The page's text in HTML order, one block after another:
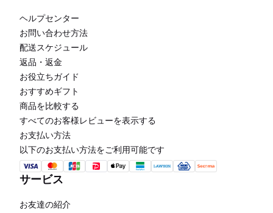
ヘルプセンター
お問い合わせ方法
配送スケジュール
返品・返金
お役立ちガイド
おすすめギフト
商品を比較する
すべてのお客様レビューを表示する
お支払い方法
以下のお支払い方法をご利用可能です
サービス
お友達の紹介